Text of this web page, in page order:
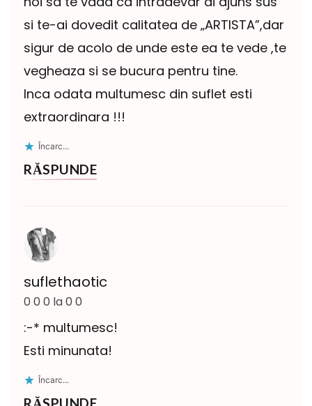
si te-ai dovedit calitatea de „ARTISTA”,dar
sigur de acolo de unde este ea te vede ,te
vegheaza si se bucura pentru tine.
Inca odata multumesc din suflet esti
extraordinara !!!
Încarc...
RĂSPUNDE
suflethaotic
0 0 0 la 0 0
:-* multumesc!
Esti minunata!
Încarc...